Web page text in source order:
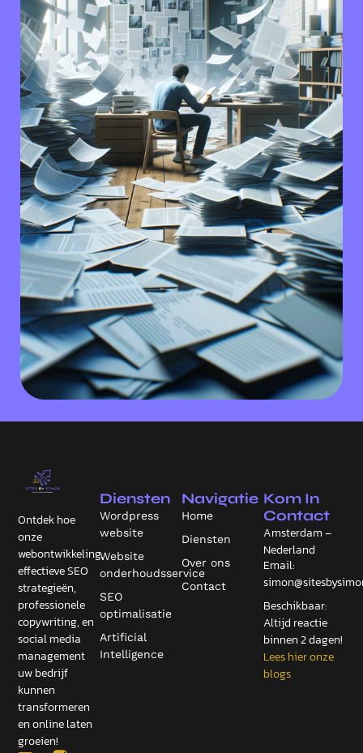
Ontdek hoe
onze
webontwikkeling,
effectieve SEO
strategieën,
professionele
copywriting, en
social media
management
uw bedrijf
kunnen
transformeren
en online laten
groeien!
Diensten
Wordpress
website
Website
onderhoudsservice
SEO
optimalisatie
Artificial
Intelligence
Navigatie
Home
Diensten
Over ons
Contact
Kom In
Contact
Amsterdam –
Nederland
Email:
Beschikbaar:
Altijd reactie
binnen 2 dagen!
Lees hier onze
blogs